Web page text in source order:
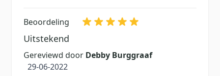
Beoordeling
Uitstekend
Gereviewd door Debby Burggraaf
29 juni 2022
29-06-2022